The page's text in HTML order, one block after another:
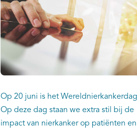
Op 20 juni is het
Op deze dag staan we extra stil bij de
impact van nierkanker op patiënten en